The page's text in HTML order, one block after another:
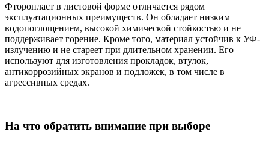
Фторопласт в листовой форме отличается рядом
эксплуатационных преимуществ. Он обладает низким
водопоглощением, высокой химической стойкостью и не
поддерживает горение. Кроме того, материал устойчив к УФ-
излучению и не стареет при длительном хранении. Его
используют для изготовления прокладок, втулок,
антикоррозийных экранов и подложек, в том числе в
агрессивных средах.
На что обратить внимание при выборе